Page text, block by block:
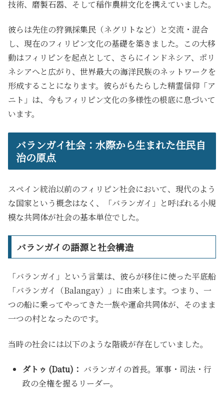
技術、磨製石器、そして稲作農耕文化を携えていました。
彼らは先住の狩猟採集民（ネグリトなど）と交流・混合
し、現在のフィリピン文化の基礎を築きました。この大移
動はフィリピンを起点として、さらにインドネシア、ポリ
ネシアへと広がり、世界最大の海洋民族のネットワークを
形成することになります。彼らがもたらした精霊信仰「ア
ニト」は、今もフィリピン文化の多様性の根底に息づいて
います。
バランガイ社会：水際から生まれた住民自
治の原点
スペイン統治以前のフィリピン社会において、現代のよう
な国家という概念はなく、「バランガイ」と呼ばれる小規
模な共同体が社会の基本単位でした。
バランガイの語源と社会構造
「バランガイ」という言葉は、彼らが移住に使った平底船
「バランガイ（Balangay）」に由来します。つまり、一
つの船に乗ってやってきた一族や運命共同体が、そのまま
一つの村となったのです。
当時の社会には以下のような階級が存在していました。
ダトゥ (Datu)： バランガイの首長。軍事・司法・行
政の全権を握るリーダー。